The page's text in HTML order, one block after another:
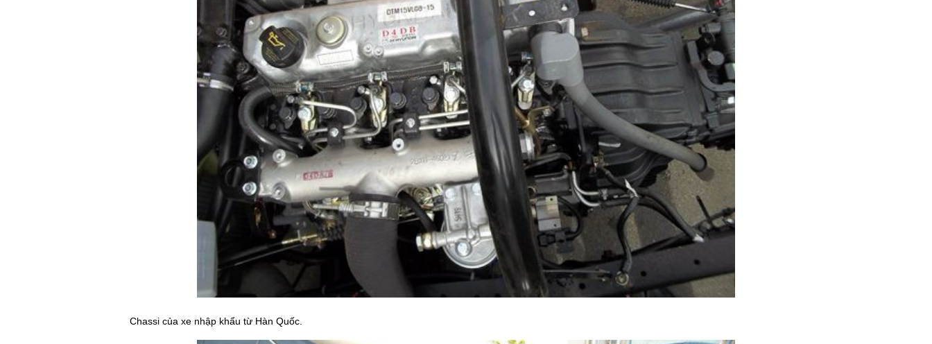
Chassi của xe nhập khẩu từ Hàn Quốc.